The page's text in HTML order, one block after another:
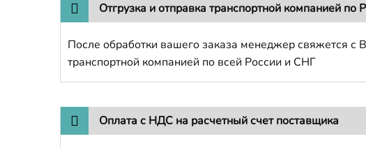
Отгрузка и отправка транспортной компанией
После обработки вашего заказа менеджер свяжется с
транспортной компанией по всей России и СНГ
Оплата с НДС на расчетный счет поставщика